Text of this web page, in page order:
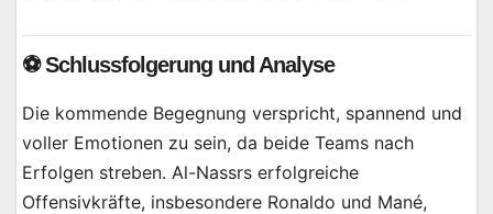
⚽ Schlussfolgerung und Analyse
Die kommende Begegnung verspricht, spannend und
voller Emotionen zu sein, da beide Teams nach
Erfolgen streben. Al-Nassrs erfolgreiche
Offensivkräfte, insbesondere Ronaldo und Mané,